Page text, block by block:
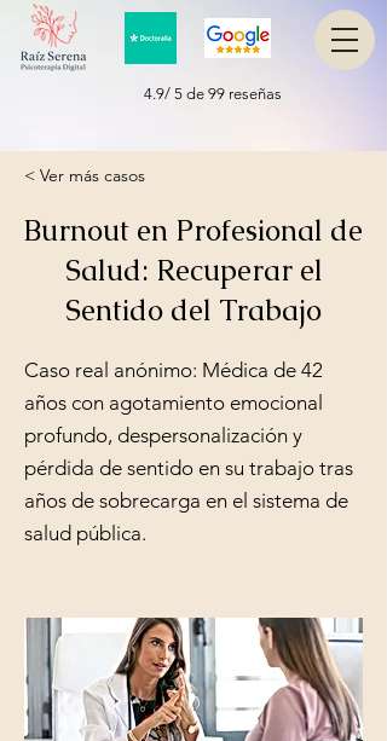
4.9/ 5 de 99 reseñas
< Ver más casos
Burnout en Profesional de
Salud: Recuperar el
Sentido del Trabajo
Caso real anónimo: Médica de 42
años con agotamiento emocional
profundo, despersonalización y
pérdida de sentido en su trabajo tras
años de sobrecarga en el sistema de
salud pública.